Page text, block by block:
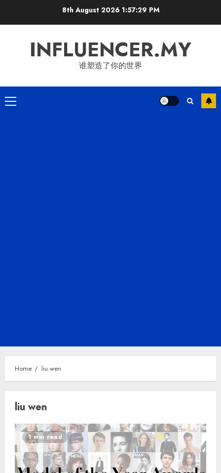
8th August 2026 1:57:29 PM
INFLUENCER.MY
谁塑造了你的世界
Primary
Home liu wen
liu wen
1 min read